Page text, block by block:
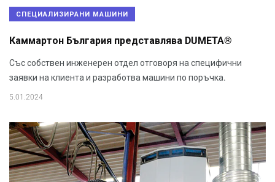
СПЕЦИАЛИЗИРАНИ МАШИНИ
Каммартон България представлява DUMETA®
Със собствен инженерен отдел отговоря на специфични
заявки на клиента и разработва машини по поръчка.
5.01.2024